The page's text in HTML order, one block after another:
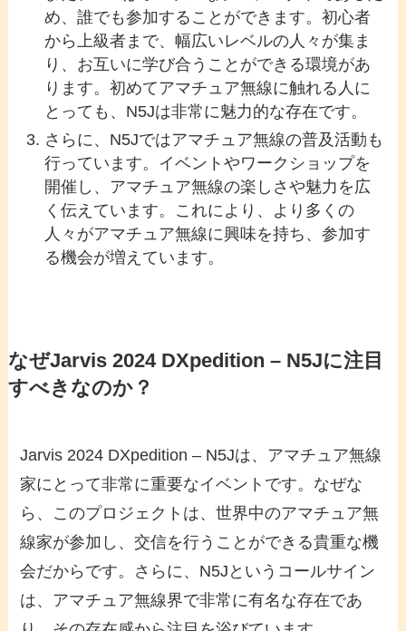
め、誰でも参加することができます。初心者
から上級者まで、幅広いレベルの人々が集ま
り、お互いに学び合うことができる環境があ
ります。初めてアマチュア無線に触れる人に
とっても、N5Jは非常に魅力的な存在です。
さらに、N5Jではアマチュア無線の普及活動も
行っています。イベントやワークショップを
開催し、アマチュア無線の楽しさや魅力を広
く伝えています。これにより、より多くの
人々がアマチュア無線に興味を持ち、参加す
る機会が増えています。
なぜJarvis 2024 DXpedition – N5Jに注目
すべきなのか？
Jarvis 2024 DXpedition – N5Jは、アマチュア無線
家にとって非常に重要なイベントです。なぜな
ら、このプロジェクトは、世界中のアマチュア無
線家が参加し、交信を行うことができる貴重な機
会だからです。さらに、N5Jというコールサイン
は、アマチュア無線界で非常に有名な存在であ